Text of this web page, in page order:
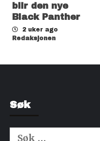
blir den nye
Black Panther
2 uker ago
Redaksjonen
Søk
Søk